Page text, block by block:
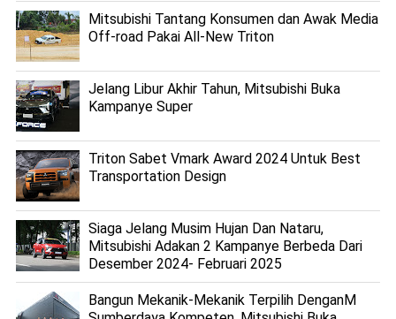
Mitsubishi Tantang Konsumen dan Awak Media
Off-road Pakai All-New Triton
Jelang Libur Akhir Tahun, Mitsubishi Buka
Kampanye Super
Triton Sabet Vmark Award 2024 Untuk Best
Transportation Design
Siaga Jelang Musim Hujan Dan Nataru,
Mitsubishi Adakan 2 Kampanye Berbeda Dari
Desember 2024- Februari 2025
Bangun Mekanik-Mekanik Terpilih DenganM